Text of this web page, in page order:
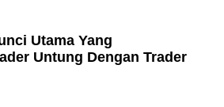
Utama Yang
Untung Dengan Trader